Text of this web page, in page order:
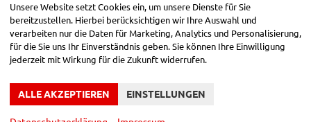
Radio DAB
vorhanden
Freisprecheinrichtung
vorhanden
Induktionsladen für das Smartphone
vorhanden
10" Virtual Cockpit
SICHERHEIT & ASSISTENZ
Unsere Website setzt Cookies ein, um unsere Dienste für Sie
bereitzustellen. Hierbei berücksichtigen wir Ihre Auswahl und
verarbeiten nur die Daten für Marketing, Analytics und Personalisierung,
für die Sie uns Ihr Einverständnis geben. Sie können Ihre Einwilligung
jederzeit mit Wirkung für die Zukunft widerrufen.
ALLE AKZEPTIEREN EINSTELLUNGEN